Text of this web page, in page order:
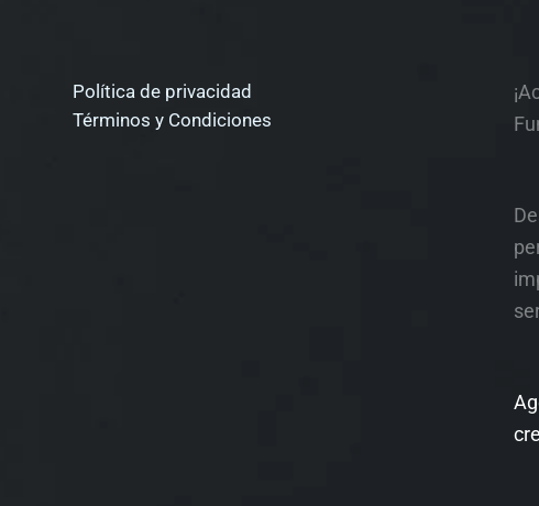
Política de privacidad
Términos y Condiciones